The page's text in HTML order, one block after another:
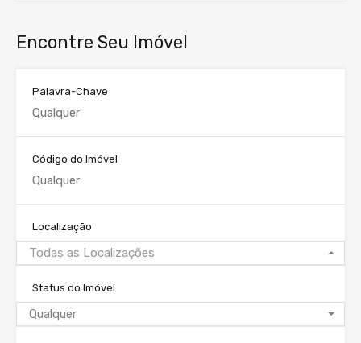
Encontre Seu Imóvel
Palavra-Chave
Código do Imóvel
Localização
Todas as Localizações
Status do Imóvel
Qualquer